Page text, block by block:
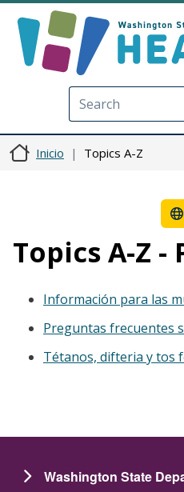
Inicio Topics A-Z
Topics A-Z -
Información para las
Preguntas frecuentes
Tétanos, difteria y tos
Washington State